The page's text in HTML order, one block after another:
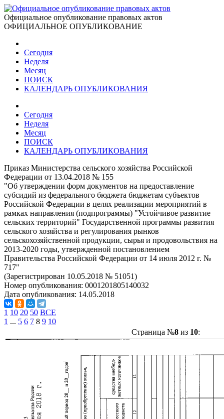
Официальное опубликование правовых актов
ОФИЦИАЛЬНОЕ ОПУБЛИКОВАНИЕ
Сегодня
Неделя
Месяц
ПОИСК
КАЛЕНДАРЬ ОПУБЛИКОВАНИЯ
Сегодня
Неделя
Месяц
ПОИСК
КАЛЕНДАРЬ ОПУБЛИКОВАНИЯ
Приказ Министерства сельского хозяйства Российской
Федерации от 13.04.2018 № 155
"Об утверждении форм документов на предоставление
субсидий из федерального бюджета бюджетам субъектов
Российской Федерации в целях реализации мероприятий в
рамках направления (подпрограммы) "Устойчивое развитие
сельских территорий" Государственной программы развития
сельского хозяйства и регулирования рынков
сельскохозяйственной продукции, сырья и продовольствия на
2013-2020 годы, утвержденной постановлением
Правительства Российской Федерации от 14 июля 2012 г. №
717"
(Зарегистрирован 10.05.2018 № 51051)
Номер опубликования: 0001201805140032
Дата опубликования: 14.05.2018
1 10 20 50 ВСЕ
1 ... 5 6 7 8 9 10
Страница №8из 10: